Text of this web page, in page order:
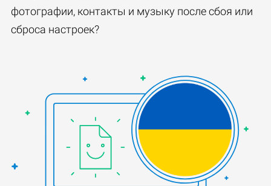
фотографии, контакты и музыку после сбоя или
сброса настроек?